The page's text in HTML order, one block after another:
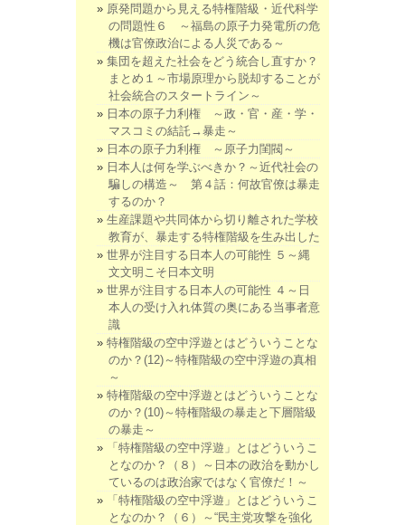
原発問題から見える特権階級・近代科学
の問題性６ ～福島の原子力発電所の危
機は官僚政治による人災である～
集団を超えた社会をどう統合し直すか？
まとめ１～市場原理から脱却することが
社会統合のスタートライン～
日本の原子力利権 ～政・官・産・学・
マスコミの結託→暴走～
日本の原子力利権 ～原子力閨閥～
日本人は何を学ぶべきか？～近代社会の
騙しの構造～ 第４話：何故官僚は暴走
するのか？
生産課題や共同体から切り離された学校
教育が、暴走する特権階級を生み出した
世界が注目する日本人の可能性 ５～縄
文文明こそ日本文明
世界が注目する日本人の可能性 ４～日
本人の受け入れ体質の奥にある当事者意
識
特権階級の空中浮遊とはどういうことな
のか？(12)～特権階級の空中浮遊の真相
～
特権階級の空中浮遊とはどういうことな
のか？(10)～特権階級の暴走と下層階級
の暴走～
「特権階級の空中浮遊」とはどういうこ
となのか？（８）～日本の政治を動かし
ているのは政治家ではなく官僚だ！～
「特権階級の空中浮遊」とはどういうこ
となのか？（６）～“民主党攻撃を強化